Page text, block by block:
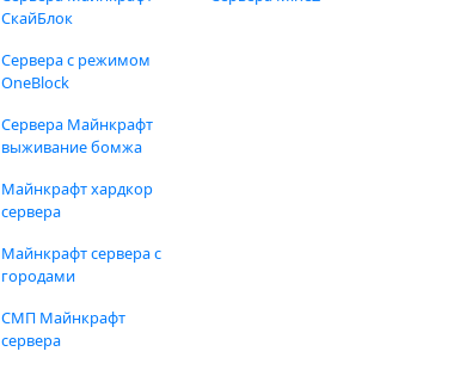
СкайБлок
Сервера с режимом
OneBlock
Сервера Майнкрафт
выживание бомжа
Майнкрафт хардкор
сервера
Майнкрафт сервера с
городами
СМП Майнкрафт
сервера